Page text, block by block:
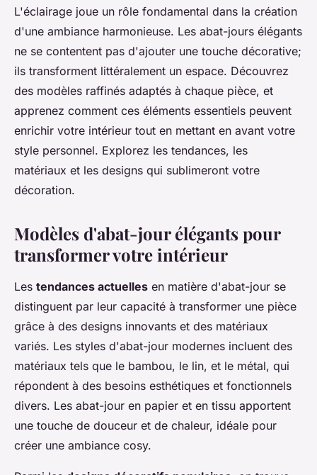
Abat jour : découvrez des
modèles élégants pour votre
intérieur
Célia •4 octobre 2024•4 min de lecture
L'éclairage joue un rôle fondamental dans la création
d'une ambiance harmonieuse. Les abat-jours élégants
ne se contentent pas d'ajouter une touche décorative;
ils transforment littéralement un espace. Découvrez
des modèles raffinés adaptés à chaque pièce, et
apprenez comment ces éléments essentiels peuvent
enrichir votre intérieur tout en mettant en avant votre
style personnel. Explorez les tendances, les
matériaux et les designs qui sublimeront votre
décoration.
Modèles d'abat-jour élégants pour
transformer votre intérieur
Les tendances actuelles en matière d'abat-jour se
distinguent par leur capacité à transformer une pièce
grâce à des designs innovants et des matériaux
variés. Les styles d'abat-jour modernes incluent des
matériaux tels que le bambou, le lin, et le métal, qui
répondent à des besoins esthétiques et fonctionnels
divers. Les abat-jour en papier et en tissu apportent
une touche de douceur et de chaleur, idéale pour
créer une ambiance cosy.